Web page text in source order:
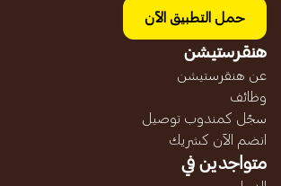
حمل التطبيق الآن
هنقرستيشن
عن هنقرستيشن
وظائف
سجّل كمندوب توصيل
انضم الآن كشريك
متواجدين في